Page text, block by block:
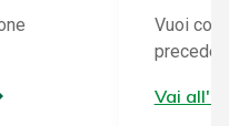
Vuoi
Vai